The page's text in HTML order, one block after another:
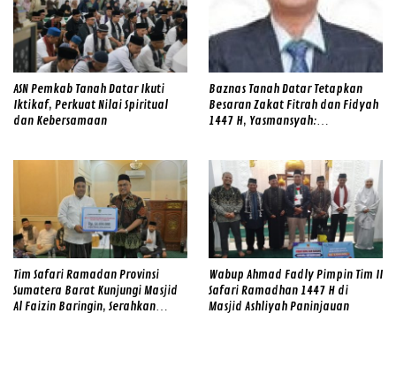
ASN Pemkab Tanah Datar Ikuti
Iktikaf, Perkuat Nilai Spiritual
dan Kebersamaan
Baznas Tanah Datar Tetapkan
Besaran Zakat Fitrah dan Fidyah
1447 H, Yasmansyah:
Tim Safari Ramadan Provinsi
Sumatera Barat Kunjungi Masjid
Al Faizin Baringin, Serahkan
Wabup Ahmad Fadly Pimpin Tim II
Safari Ramadhan 1447 H di
Masjid Ashliyah Paninjauan